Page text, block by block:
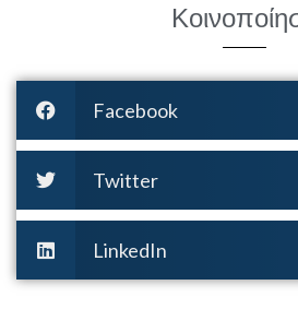
Facebook
Twitter
LinkedIn